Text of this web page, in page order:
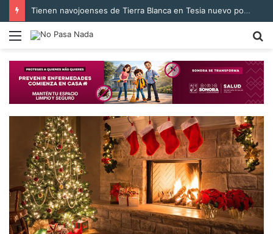
Tienen navojoenses de Tierra Blanca en Tesia nuevo pozo para suministro de agua
Menú